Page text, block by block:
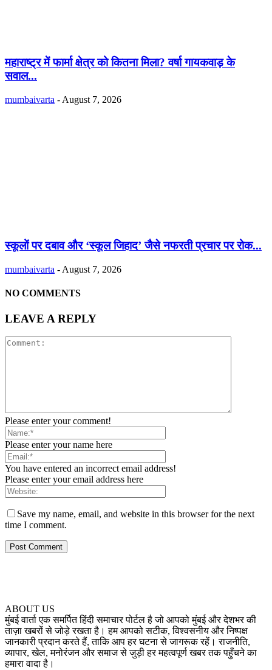
महाराष्ट्र में फार्मा क्षेत्र को कितना मिला? वर्षा गायकवाड़ के
सवाल...
mumbaivarta - August 7, 2026
स्कूलों पर दबाव और ‘स्कूल जिहाद’ जैसे नफरती प्रचार पर रोक...
mumbaivarta - August 7, 2026
NO COMMENTS
LEAVE A REPLY
Please enter your comment!
Please enter your name here
You have entered an incorrect email address!
Please enter your email address here
Save my name, email, and website in this browser for the next
time I comment.
ABOUT US
मुंबई वार्ता एक समर्पित हिंदी समाचार पोर्टल है जो आपको मुंबई और देशभर की
ताज़ा खबरों से जोड़े रखता है। हम आपको सटीक, विश्वसनीय और निष्पक्ष
जानकारी प्रदान करते हैं, ताकि आप हर घटना से जागरूक रहें। राजनीति,
व्यापार, खेल, मनोरंजन और समाज से जुड़ी हर महत्वपूर्ण खबर तक पहुँचने का
हमारा वादा है।